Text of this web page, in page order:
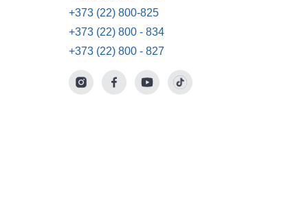
+373 (22) 800-825
+373 (22) 800 - 834
+373 (22) 800 - 827